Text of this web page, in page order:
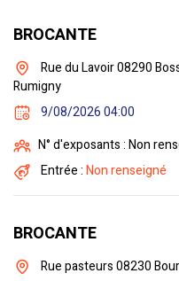
BROCANTE
Rue du Lavoir 08290
Rumigny
9/08/2026 04:00
N° d'exposants : Non
Entrée :Non renseigné
BROCANTE
Rue pasteurs 08230